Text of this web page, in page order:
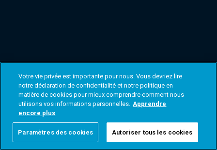
Votre vie privée est importante pour nous. Vous devriez lire
notre déclaration de confidentialité et notre politique en
matière de cookies pour mieux comprendre comment nous
utilisons vos informations personnelles. Apprendre
encore plus
Paramètres des cookies Autoriser tous les cookies